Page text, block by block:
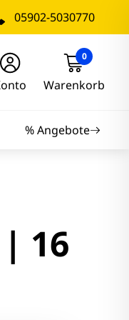
05902-5030770
0
Warenkorb
% Angebote
16